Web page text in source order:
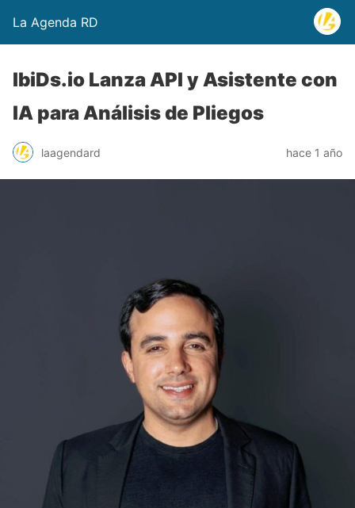
La Agenda RD
IbiDs.io Lanza API y Asistente con
IA para Análisis de Pliegos
laagendard hace 1 año